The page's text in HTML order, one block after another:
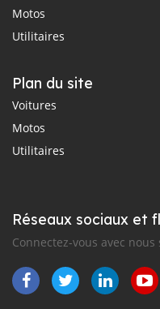
Motos
Utilitaires
Plan du site
Voitures
Motos
Utilitaires
Réseaux sociaux et
Connectez-vous avec